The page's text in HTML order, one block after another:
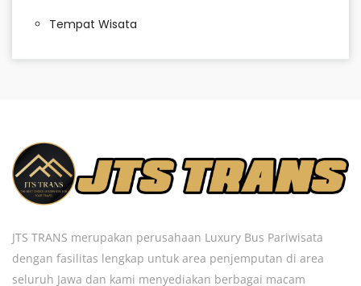
Tempat Wisata
JTS TRANS merupakan perusahaan Luxury Bus Pariwisata
dengan fasilitas lengkap untuk area penjemputan di area
seluruh Jawa dan kami menyediakan berbagai macam